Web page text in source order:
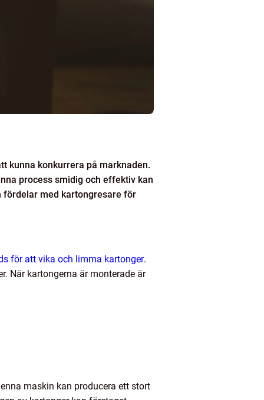
kunna konkurrera på marknaden.
process smidig och effektiv kan
fördelar med kartongresare för
för att vika och limma kartonger.
När kartongerna är monterade är
maskin kan producera ett stort